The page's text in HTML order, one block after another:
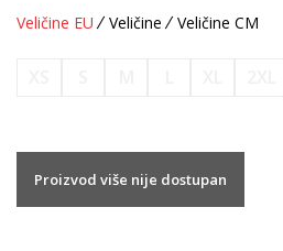
Veličine EU Veličine Veličine CM
Proizvod više nije dostupan